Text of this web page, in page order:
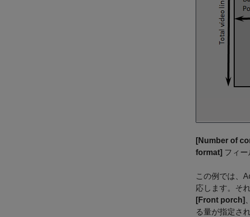
[Number of
format] フィ
この例では、
応します。そ
[Front porch]
る量が指定さ